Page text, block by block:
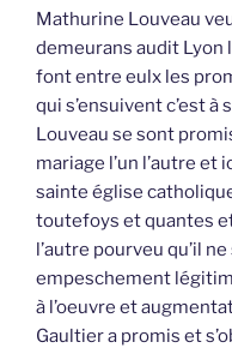
Mathurine Louveau
demeurans audit Lyon
font entre eulx les
qui s’ensuivent c’est
Louveau se sont
mariage l’un l’autre
sainte église
toutefoys et quantes
l’autre pourveu qu’il
empeschement
à l’oeuvre et
Gaultier a promis et